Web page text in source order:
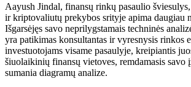
Aayush Jindal, finansų rinkų pasaulio
ir kriptovaliutų prekybos srityje apima daugiau
Išgarsėjęs savo neprilygstamais techninės
yra patikimas konsultantas ir vyresnysis rinkos
investuotojams visame pasaulyje, kreipiantis
šiuolaikinių finansų vietoves, remdamasis savo
sumania diagramų analize.